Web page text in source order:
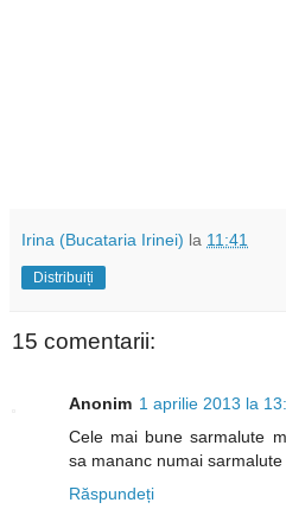
Irina (Bucataria Irinei) la 11:41
Distribuiți
15 comentarii:
Anonim 1 aprilie 2013 la
Cele mai bune sarmalute
sa mananc numai
Răspundeți